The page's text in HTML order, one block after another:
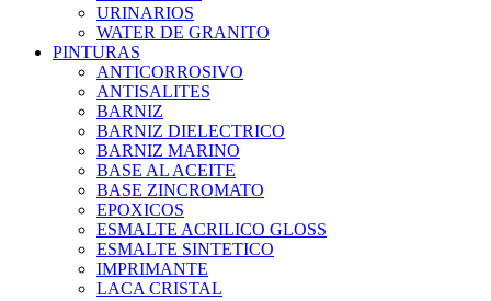
URINARIOS
WATER DE GRANITO
PINTURAS
ANTICORROSIVO
ANTISALITES
BARNIZ
BARNIZ DIELECTRICO
BARNIZ MARINO
BASE AL ACEITE
BASE ZINCROMATO
EPOXICOS
ESMALTE ACRILICO GLOSS
ESMALTE SINTETICO
IMPRIMANTE
LACA CRISTAL